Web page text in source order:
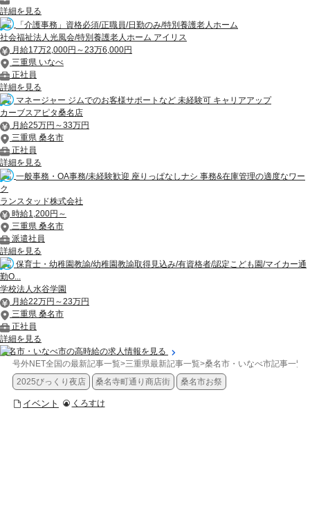
詳細を見る
「介護事務」資格必須/正職員/日勤のみ/特別養護老人ホーム
社会福祉法人光風会/特別養護老人ホーム アイリス
月給17万2,000円～23万6,000円
三重県 いなべ
正社員
詳細を見る
マネージャー ジムでのお客様サポートなど 未経験可 キャリアアップ
カーブスアピタ桑名店
月給25万円～33万円
三重県 桑名市
正社員
詳細を見る
一般事務・OA事務/未経験歓迎 座りっぱなしナシ 事務&在庫管理の適度なワー
ク
ランスタッド株式会社
時給1,200円～
三重県 桑名市
派遣社員
詳細を見る
保育士・幼稚園教諭/幼稚園教諭取得見込み/有資格者/認定こども園/マイカー通
勤O...
学校法人水谷学園
月給22万円～23万円
三重県 桑名市
正社員
詳細を見る
桑名市・いなべ市の高時給の求人情報を見る
号外NET全国の最新記事一覧>三重県最新記事一覧>桑名市・いなべ市記事一覧
2025びっくり夜店
桑名寺町通り商店街 桑名市お祭
イベント くろすけ